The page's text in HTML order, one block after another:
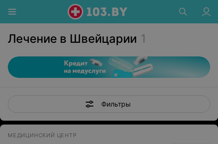
Лечение в Швейцарии 1
Фильтры
МЕДИЦИНСКИЙ ЦЕНТР